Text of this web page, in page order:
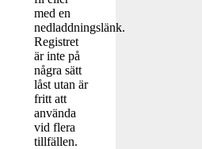
med en
nedladdningslänk.
Registret
är inte på
några sätt
låst utan är
fritt att
använda
vid flera
tillfällen.